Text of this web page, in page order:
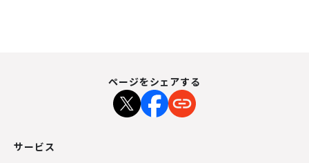
ページをシェアする
サービス